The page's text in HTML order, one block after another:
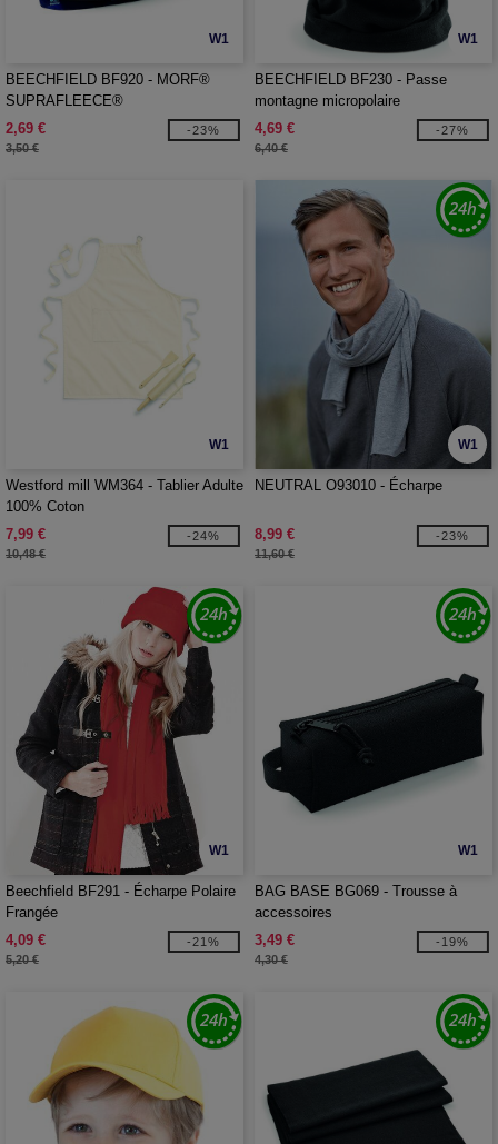
W1
BEECHFIELD BF920 - MORF®
SUPRAFLEECE®
2,69 €
3,50 €
-23%
W1
BEECHFIELD BF230 - Passe
montagne micropolaire
4,69 €
6,40 €
-27%
W1
Westford mill WM364 - Tablier Adulte
100% Coton
7,99 €
10,48 €
-24%
W1
NEUTRAL O93010 - Écharpe
8,99 €
11,60 €
-23%
W1
Beechfield BF291 - Écharpe Polaire
Frangée
4,09 €
5,20 €
-21%
W1
BAG BASE BG069 - Trousse à
accessoires
3,49 €
4,30 €
-19%